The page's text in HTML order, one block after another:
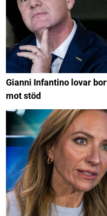
Gianni Infantino lovar
mot stöd